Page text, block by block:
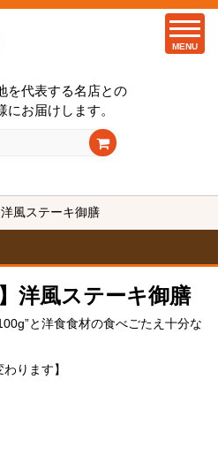
MENU
を代表する名店との
お届けします。
風ステーキ御膳
洋風ステーキ御膳
と洋食食材の食べごたえ十分な
ります】